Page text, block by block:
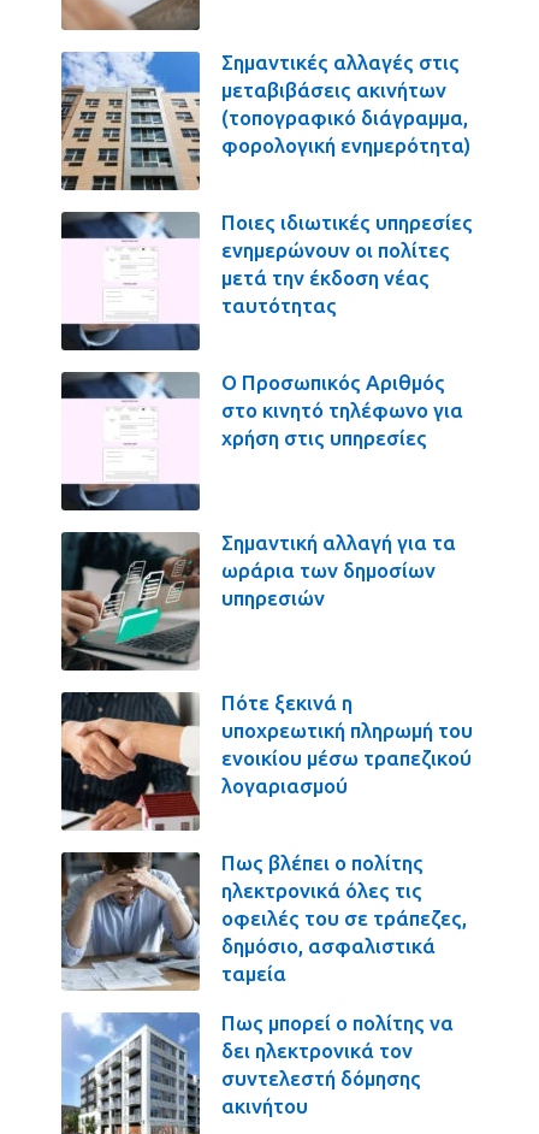
Σημαντικές αλλαγές στις
μεταβιβάσεις ακινήτων
(τοπογραφικό διάγραμμα,
φορολογική ενημερότητα)
Ποιες ιδιωτικές υπηρεσίες
ενημερώνουν οι πολίτες
μετά την έκδοση νέας
ταυτότητας
Ο Προσωπικός Αριθμός
στο κινητό τηλέφωνο για
χρήση στις υπηρεσίες
Σημαντική αλλαγή για τα
ωράρια των δημοσίων
υπηρεσιών
Πότε ξεκινά η
υποχρεωτική πληρωμή του
ενοικίου μέσω τραπεζικού
λογαριασμού
Πως βλέπει ο πολίτης
ηλεκτρονικά όλες τις
οφειλές του σε τράπεζες,
δημόσιο, ασφαλιστικά
ταμεία
Πως μπορεί ο πολίτης να
δει ηλεκτρονικά τον
συντελεστή δόμησης
ακινήτου